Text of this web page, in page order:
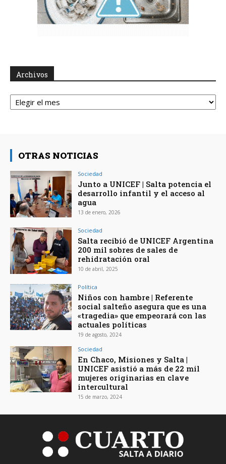
Archivos
Archivos
OTRAS NOTICIAS
Sociedad
Junto a UNICEF | Salta potencia el
desarrollo infantil y el acceso al
agua
13 de enero, 2026
Sociedad
Salta recibió de UNICEF Argentina
200 mil sobres de sales de
rehidratación oral
10 de abril, 2025
Política
Niños con hambre | Referente
social salteño asegura que es una
«tragedia» que empeorará con las
actuales políticas
19 de agosto, 2024
Sociedad
En Chaco, Misiones y Salta |
UNICEF asistió a más de 22 mil
mujeres originarias en clave
intercultural
15 de marzo, 2024